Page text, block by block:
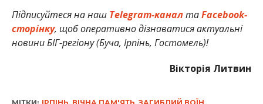
Підписуйтеся на наш Telegram-каналтаFacebook-
сторінку, щоб оперативно дізнаватися актуальні
новини БІГ-регіону (Буча, Ірпінь, Гостомель)!
Вікторія Литвин